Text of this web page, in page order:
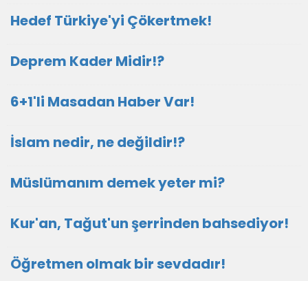
Hedef Türkiye'yi Çökertmek!
Deprem Kader Midir!?
6+1'li Masadan Haber Var!
İslam nedir, ne değildir!?
Müslümanım demek yeter mi?
Kur'an, Tağut'un şerrinden bahsediyor!
Öğretmen olmak bir sevdadır!